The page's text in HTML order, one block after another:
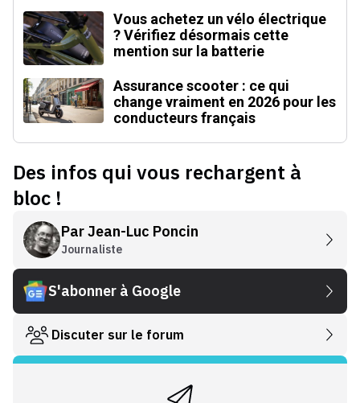
Vous achetez un vélo électrique
? Vérifiez désormais cette
mention sur la batterie
Assurance scooter : ce qui
change vraiment en 2026 pour les
conducteurs français
Des infos qui vous rechargent à
bloc !
ParJean-Luc Poncin
Journaliste
S'abonner à Google
Discuter sur le forum